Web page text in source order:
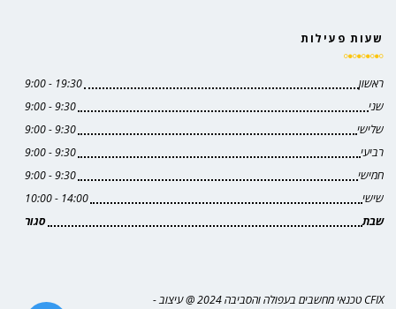
שעות פעילות
ראשון
19:30 - 9:00
שני
9:30 - 9:00
שלישי
9:30 - 9:00
רביעי
9:30 - 9:00
חמישי
9:30 - 9:00
שישי
14:00 - 10:00
שבת
סגור
CFIX טכנאי מחשבים בעפולה והסביבה 2024 @ עיצוב -